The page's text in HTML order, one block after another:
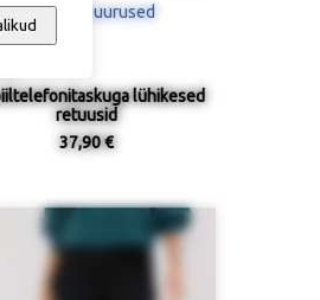
Saadaval suurused
lühikesed
retuusid
37,90 €